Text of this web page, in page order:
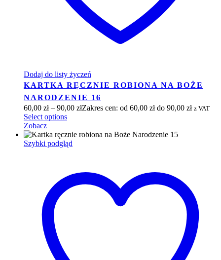
Dodaj do listy życzeń
KARTKA RĘCZNIE ROBIONA NA BOŻE
NARODZENIE 16
60,00 zł – 90,00 złZakres cen: od 60,00 zł do 90,00 zł z VAT
Select options
Zobacz
Szybki podgląd